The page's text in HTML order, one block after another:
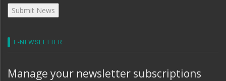
E-NEWSLETTER
Manage your newsletter subscriptions